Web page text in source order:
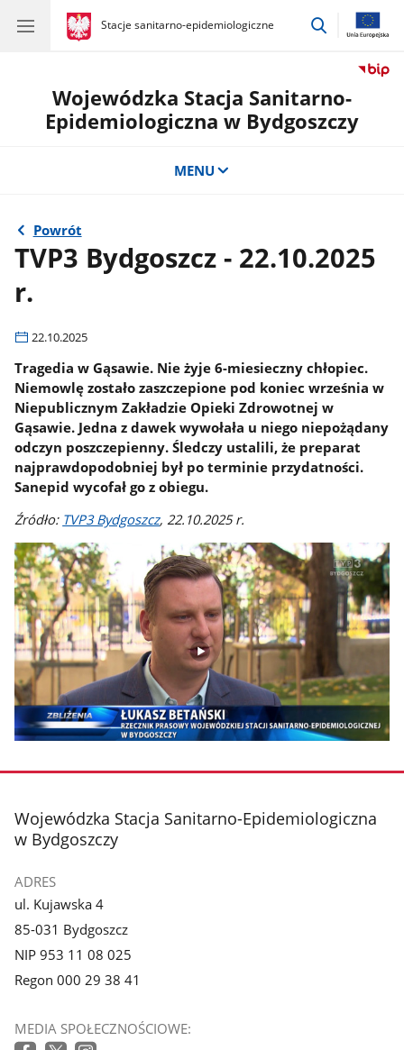
gov.pl
Stacje sanitarno-epidemiologiczne
gov.pl
Stacje
przejdź
Wojewódzka Stacja Sanitarno-
Epidemiologiczna w Bydgoszczy
MENU
Powrót
TVP3 Bydgoszcz - 22.10.2025
r.
22.10.2025
Tragedia w Gąsawie. Nie żyje 6-miesieczny chłopiec.
Niemowlę zostało zaszczepione pod koniec września w
Niepublicznym Zakładzie Opieki Zdrowotnej w
Gąsawie. Jedna z dawek wywołała u niego niepożądany
odczyn poszczepienny. Śledczy ustalili, że preparat
najprawdopodobniej był po terminie przydatności.
Sanepid wycofał go z obiegu.
Źródło: TVP3 Bydgoszcz, 22.10.2025 r.
stopka
Wojewódzka Stacja Sanitarno-Epidemiologiczna
w Bydgoszczy
ADRES
ul. Kujawska 4
85-031 Bydgoszcz
NIP 953 11 08 025
Regon 000 29 38 41
MEDIA SPOŁECZNOŚCIOWE: